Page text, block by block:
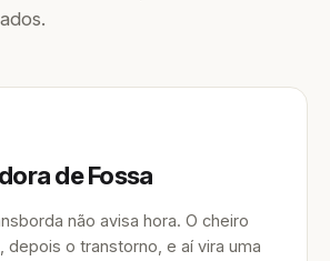
de Fossa
não avisa hora. O cheiro
depois o transtorno, e aí vira uma